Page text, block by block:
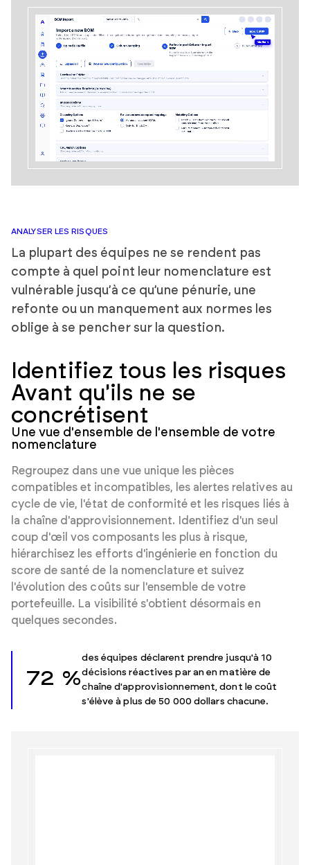
ANALYSER LES RISQUES
La plupart des équipes ne se rendent pas
compte à quel point leur nomenclature est
vulnérable jusqu’à ce qu’une pénurie, une
refonte ou un manquement aux normes les
oblige à se pencher sur la question.
Identifiez tous les risques
Avant qu'ils ne se
concrétisent
Une vue d'ensemble de l'ensemble de votre
nomenclature
Regroupez dans une vue unique les pièces
compatibles et incompatibles, les alertes relatives au
cycle de vie, l'état de conformité et les risques liés à
la chaîne d'approvisionnement. Identifiez d'un seul
coup d'œil vos composants les plus à risque,
hiérarchisez les efforts d'ingénierie en fonction du
score de santé de la nomenclature et suivez
l'évolution des coûts sur l'ensemble de votre
portefeuille. La visibilité s'obtient désormais en
quelques secondes.
72 %
des équipes déclarent prendre jusqu'à 10
décisions réactives par an en matière de
chaîne d'approvisionnement, dont le coût
s'élève à plus de 50 000 dollars chacune.